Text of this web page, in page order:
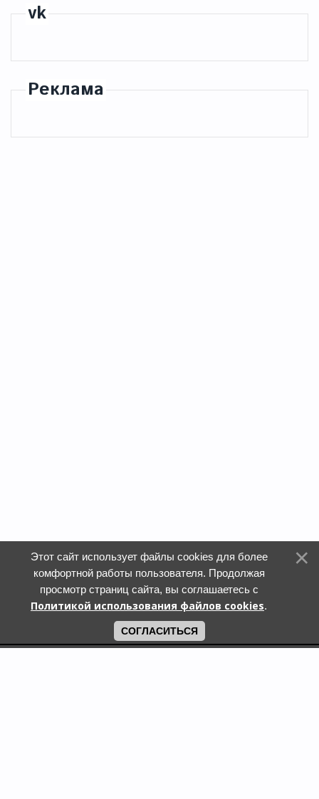
vk
Реклама
Этот сайт использует файлы cookies для более
комфортной работы пользователя. Продолжая
просмотр страниц сайта, вы соглашаетесь с
Политикой использования файлов cookies.
СОГЛАСИТЬСЯ